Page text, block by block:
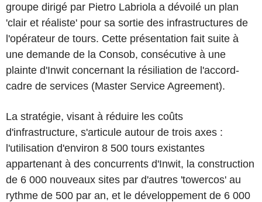
groupe dirigé par Pietro Labriola a dévoilé un plan
'clair et réaliste' pour sa sortie des infrastructures de
l'opérateur de tours. Cette présentation fait suite à
une demande de la Consob, consécutive à une
plainte d'Inwit concernant la résiliation de l'accord-
cadre de services (Master Service Agreement).
La stratégie, visant à réduire les coûts
d'infrastructure, s'articule autour de trois axes :
l'utilisation d'environ 8 500 tours existantes
appartenant à des concurrents d'Inwit, la construction
de 6 000 nouveaux sites par d'autres 'towercos' au
rythme de 500 par an, et le développement de 6 000